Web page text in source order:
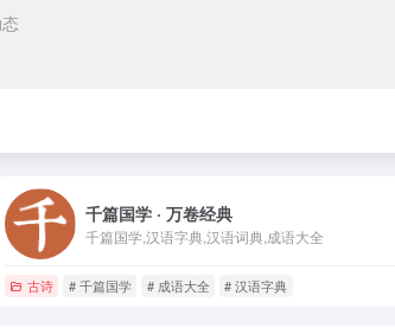
千篇国学 · 万卷经典
千篇国学,汉语字典,汉语词典,成语大全
古诗 # 千篇国学 # 成语大全 # 汉语字典